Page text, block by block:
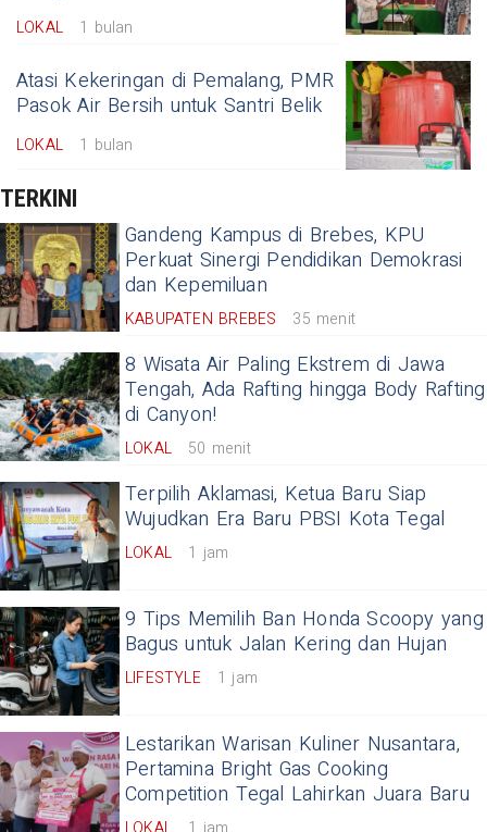
LOKAL 1 bulan
Atasi Kekeringan di Pemalang, PMR
Pasok Air Bersih untuk Santri Belik
LOKAL 1 bulan
TERKINI
Gandeng Kampus di Brebes, KPU
Perkuat Sinergi Pendidikan Demokrasi
dan Kepemiluan
KABUPATEN BREBES 35 menit
8 Wisata Air Paling Ekstrem di Jawa
Tengah, Ada Rafting hingga Body Rafting
di Canyon!
LOKAL 50 menit
Terpilih Aklamasi, Ketua Baru Siap
Wujudkan Era Baru PBSI Kota Tegal
LOKAL 1 jam
9 Tips Memilih Ban Honda Scoopy yang
Bagus untuk Jalan Kering dan Hujan
LIFESTYLE 1 jam
Lestarikan Warisan Kuliner Nusantara,
Pertamina Bright Gas Cooking
Competition Tegal Lahirkan Juara Baru